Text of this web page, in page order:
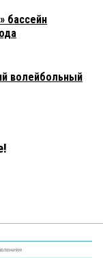
бассейн
волейбольный